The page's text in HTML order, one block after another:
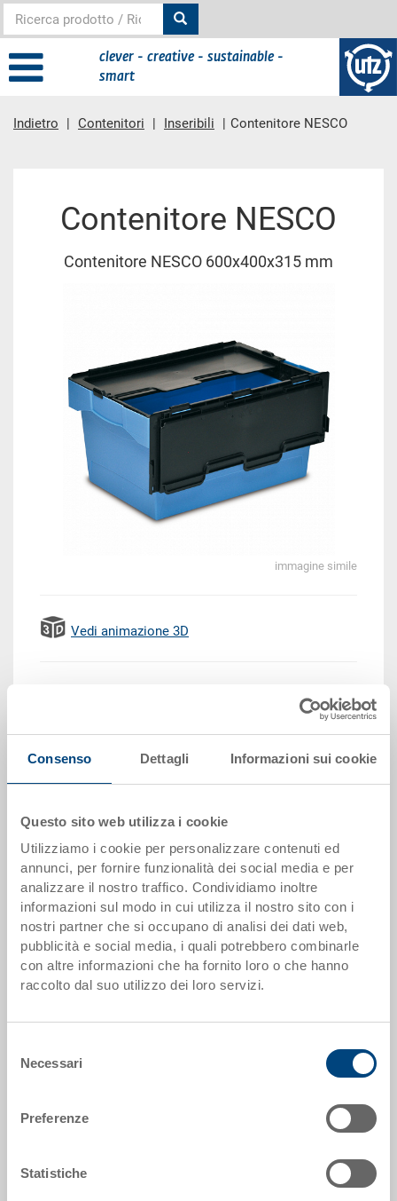
Consenso Dettagli Informazioni sui cookie
Questo sito web utilizza i cookie
Utilizziamo i cookie per personalizzare contenuti ed
annunci, per fornire funzionalità dei social media e per
analizzare il nostro traffico. Condividiamo inoltre
informazioni sul modo in cui utilizza il nostro sito con i
nostri partner che si occupano di analisi dei dati web,
pubblicità e social media, i quali potrebbero combinarle
con altre informazioni che ha fornito loro o che hanno
raccolto dal suo utilizzo dei loro servizi.
delNecessari
Preferenze
Statistiche
clever - creative - sustainable -
smart
Indietro Contenitori Inseribili Contenitore NESCO
Contenitore NESCO
Contenitore NESCO 600x400x315 mm
immagine simile
Vedi animazione 3D
da 500 pezzi EUR 29,40
Scaglionamento per quantità secondo le unità di imballo.
Dati articolo
37-6430-212.5070.0101
Dimensioni esterne:
Colore: